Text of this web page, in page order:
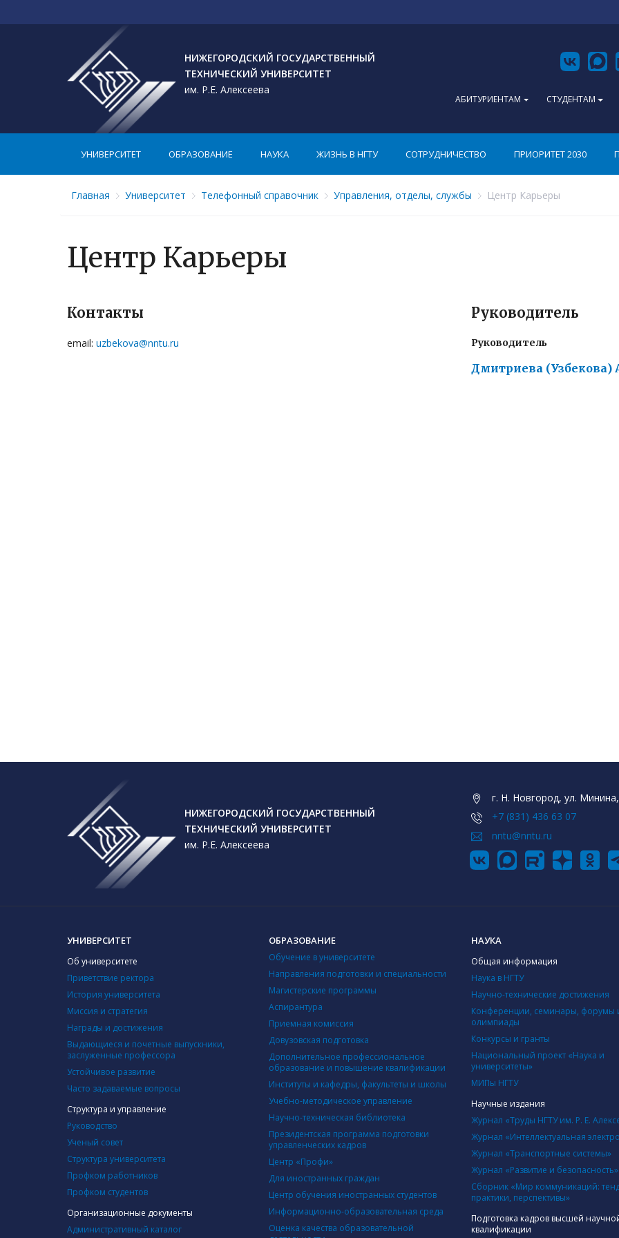
НИЖЕГОРОДСКИЙ ГОСУДАРСТВЕННЫЙ
ТЕХНИЧЕСКИЙ УНИВЕРСИТЕТ
им. Р.Е. Алексеева
АБИТУРИЕНТАМ СТУДЕНТАМ
УНИВЕРСИТЕТ ОБРАЗОВАНИЕ НАУКА ЖИЗНЬ В НГТУ СОТРУДНИЧЕСТВО ПРИОРИТЕТ 2030
Главная Университет Телефонный справочник Управления, отделы, службы Центр Карьеры
Центр Карьеры
Контакты
email: uzbekova@nntu.ru
Руководитель
Руководитель
Дмитриева (Узбекова)
НИЖЕГОРОДСКИЙ ГОСУДАРСТВЕННЫЙ
ТЕХНИЧЕСКИЙ УНИВЕРСИТЕТ
им. Р.Е. Алексеева
г. Н. Новгород, ул.
+7 (831) 436 63 07
nntu@nntu.ru
УНИВЕРСИТЕТ
Об университете
Приветствие ректора
История университета
Миссия и стратегия
Награды и достижения
Выдающиеся и почетные выпускники,
заслуженные профессора
Устойчивое развитие
Часто задаваемые вопросы
Структура и управление
Руководство
Ученый совет
Структура университета
Профком работников
Профком студентов
Организационные документы
Административный каталог
ОБРАЗОВАНИЕ
Обучение в университете
Направления подготовки и специальности
Магистерские программы
Аспирантура
Приемная комиссия
Довузовская подготовка
Дополнительное профессиональное
образование и повышение квалификации
Институты и кафедры, факультеты и школы
Учебно-методическое управление
Научно-техническая библиотека
Президентская программа подготовки
управленческих кадров
Центр «Профи»
Для иностранных граждан
Центр обучения иностранных студентов
Информационно-образовательная среда
Оценка качества образовательной
НАУКА
Общая информация
Наука в НГТУ
Научно-технические достижения
Конференции, семинары, форумы
олимпиады
Конкурсы и гранты
Национальный проект «Наука и
университеты»
МИПы НГТУ
Научные издания
Журнал «Труды НГТУ им. Р. Е.
Журнал «Интеллектуальная
Журнал «Транспортные системы»
Журнал «Развитие и безопасность»
Сборник «Мир коммуникаций:
практики, перспективы»
Подготовка кадров высшей
квалификации